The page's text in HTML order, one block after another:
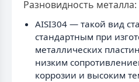
Разновидность металла:
AISI304 — такой вид
стандартным при
металлических
низким
коррозии и высоким